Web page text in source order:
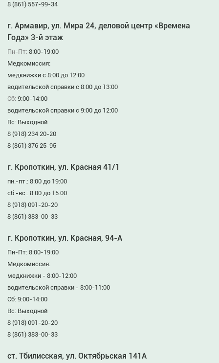
8 (861) 557-99-34
г. Армавир, ул. Мира 24, деловой центр «Времена
Года» 3-й этаж
Пн-Пт: 8:00-19:00
Медкомиссия:
медкнижки с 8:00 до 12:00
водительской справки с 8:00 до 13:00
Сб: 9:00-14:00
водительской справки с 9:00 до 12:00
Вс: Выходной
8 (918) 234 20-20
8 (861) 376 25-95
г. Кропоткин, ул. Красная 41/1
пн.-пт.: 8:00 до 19:00
сб.-вс.: 8:00 до 15:00
8 (918) 091-20-20
8 (861) 383-00-33
г. Кропоткин, ул. Красная, 94-А
Пн-Пт: 8:00-19:00
Медкомиссия:
медкнижки - 8:00-12:00
водительской справки - 8:00-11:00
Сб: 9:00-14:00
Вс: Выходной
8 (918) 091-20-20
8 (861) 383-00-33
ст. Тбилисская, ул. Октябрьская 141А